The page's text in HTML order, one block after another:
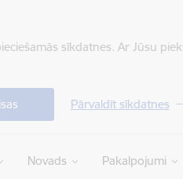
sīkdatnes. Ar Jūsu
Pārvaldīt sīkdatnes
Novads Pakalpojumi